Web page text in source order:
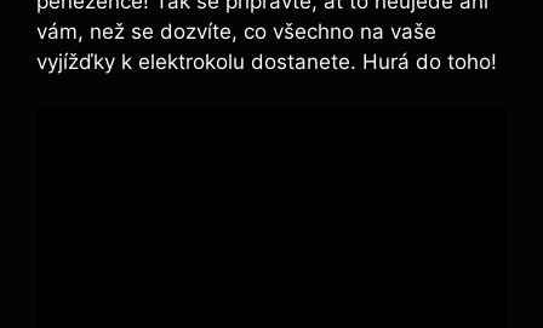
vám, než se dozvíte, co všechno na vaše
vyjížďky k elektrokolu dostanete. Hurá do toho!